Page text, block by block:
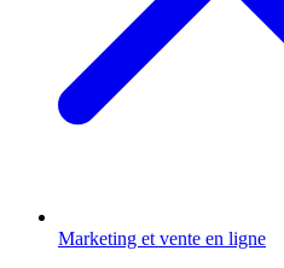
Marketing et vente en ligne